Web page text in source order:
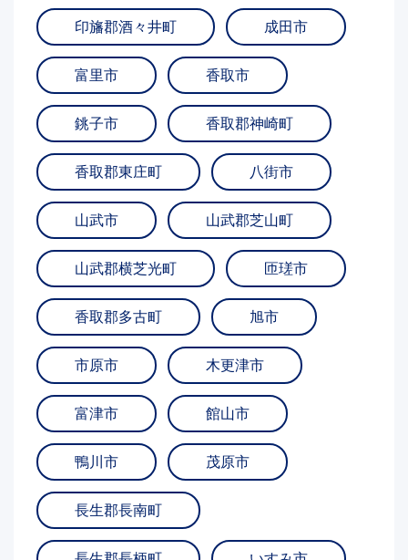
印旛郡酒々井町 成田市
富里市 香取市
銚子市 香取郡神崎町
香取郡東庄町 八街市
山武市 山武郡芝山町
山武郡横芝光町 匝瑳市
香取郡多古町 旭市
市原市 木更津市
富津市 館山市
鴨川市 茂原市
長生郡長南町